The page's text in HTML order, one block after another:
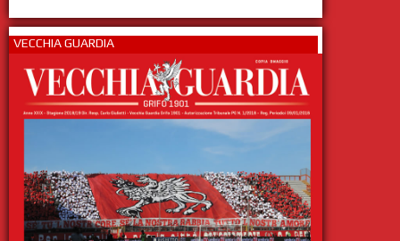
VECCHIA GUARDIA